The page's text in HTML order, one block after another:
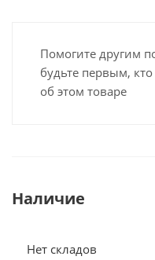
Помогите другим
будьте первым,
об этом товаре
Наличие
Нет складов